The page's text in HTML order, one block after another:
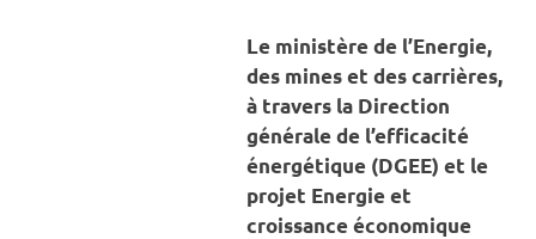
CARRIÈRES
Le ministère de l’Energie,
des mines et des carrières,
à travers la Direction
générale de l’efficacité
énergétique (DGEE) et le
projet Energie et
croissance économique